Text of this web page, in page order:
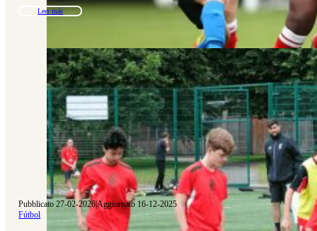
Leer más
Pubblicato 27-02-2026|Aggiornato 16-12-2025
Fútbol